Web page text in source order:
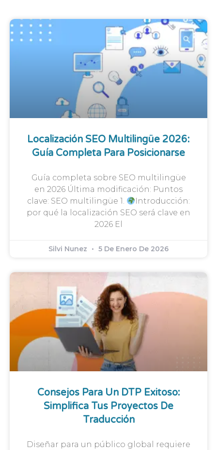
Localización SEO Multilingüe 2026:
Guía Completa Para Posicionarse
Guía completa sobre SEO multilingüe
en 2026 Última modificación: Puntos
clave: SEO multilingüe 1.
Introducción:
por qué la localización SEO será clave en
2026 El
Silvi Nunez 5 De Enero De 2026
Consejos Para Un DTP Exitoso:
Simplifica Tus Proyectos De
Traducción
Diseñar para un público global requiere